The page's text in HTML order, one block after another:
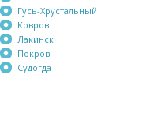
Гусь-Хрустальный
Ковров
Лакинск
Покров
Судогда